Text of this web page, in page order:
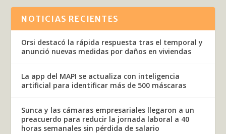
NOTICIAS RECIENTES
Orsi destacó la rápida respuesta tras el temporal y
anunció nuevas medidas por daños en viviendas
La app del MAPI se actualiza con inteligencia
artificial para identificar más de 500 máscaras
Sunca y las cámaras empresariales llegaron a un
preacuerdo para reducir la jornada laboral a 40
horas semanales sin pérdida de salario